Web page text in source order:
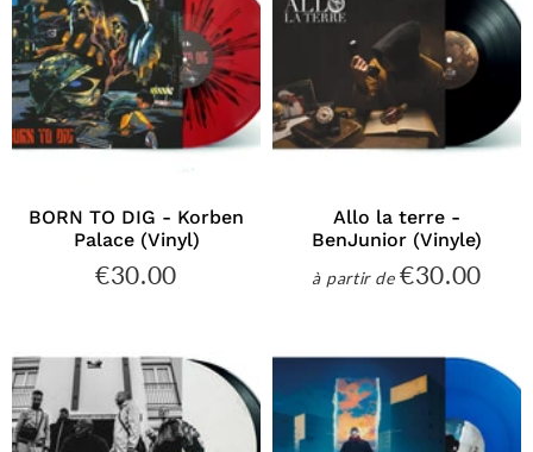
BORN TO DIG - Korben
Palace (Vinyl)
Prix
€30.00
Allo la terre -
BenJunior (Vinyle)
à partir dePrix
€30.00